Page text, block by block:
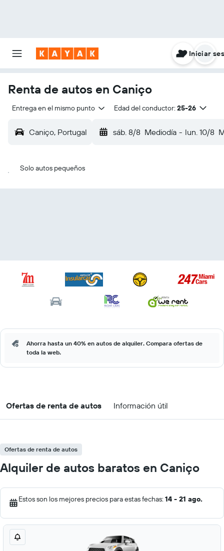
Iniciar
Renta de autos en Caniço
Entrega en el mismo punto Edad del conductor: 25-26
Caniço, Portugal sáb. 8/8 Mediodía - lun. 10/8
Solo autos pequeños
Ahorra hasta un 40% en autos de alquiler. Compara ofertas de
toda la web.
Ofertas de renta de autos Información útil
Ofertas de renta de autos
Alquiler de autos baratos en Caniço
Estos son los mejores precios para estas fechas: 14 - 21 ago.